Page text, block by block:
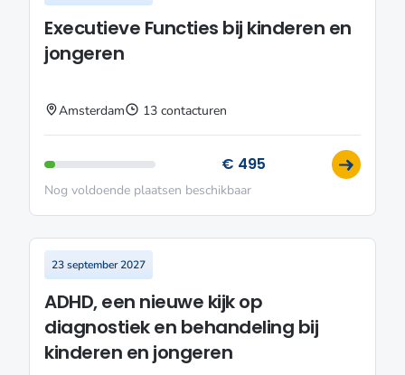
Executieve Functies bij kinderen en
jongeren
Amsterdam 13 contacturen
€ 495
Nog voldoende plaatsen beschikbaar
23 september 2027
ADHD, een nieuwe kijk op
diagnostiek en behandeling bij
kinderen en jongeren